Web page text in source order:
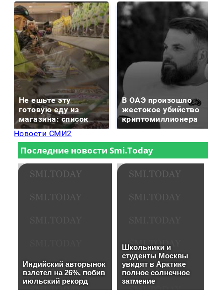
Не ешьте эту
готовую еду из
магазина: список
В ОАЭ произошло
жестокое убийство
криптомиллионера
Новости СМИ2